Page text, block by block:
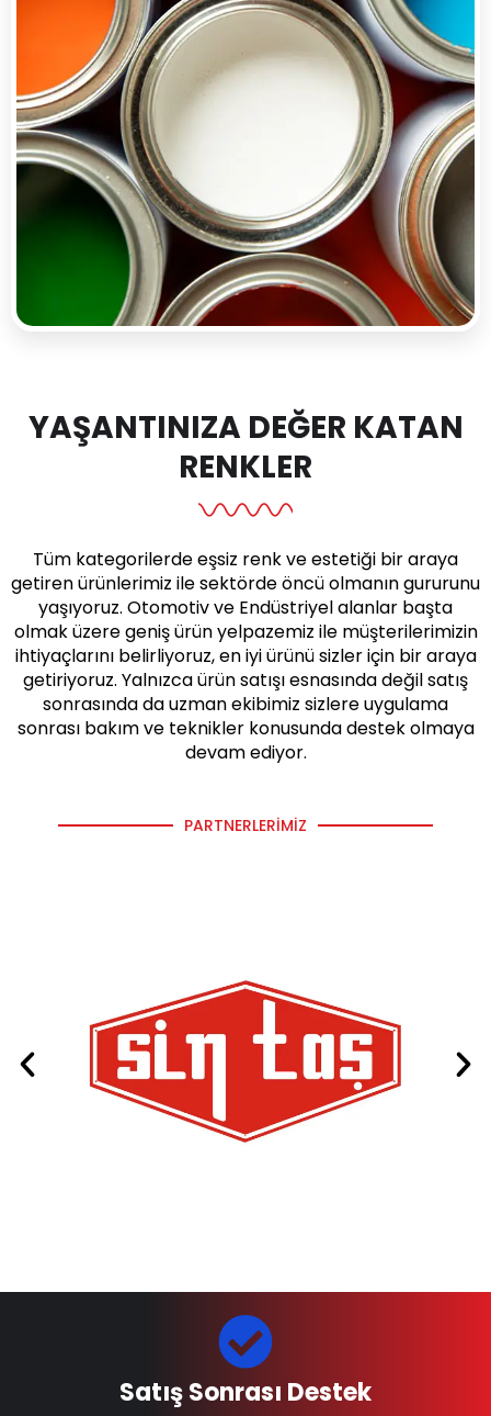
YAŞANTINIZA DEĞER KATAN
RENKLER
Tüm kategorilerde eşsiz renk ve estetiği bir araya
getiren ürünlerimiz ile sektörde öncü olmanın gururunu
yaşıyoruz. Otomotiv ve Endüstriyel alanlar başta
olmak üzere geniş ürün yelpazemiz ile müşterilerimizin
ihtiyaçlarını belirliyoruz, en iyi ürünü sizler için bir araya
getiriyoruz. Yalnızca ürün satışı esnasında değil satış
sonrasında da uzman ekibimiz sizlere uygulama
sonrası bakım ve teknikler konusunda destek olmaya
devam ediyor.
PARTNERLERIMIZ
Satış Sonrası Destek